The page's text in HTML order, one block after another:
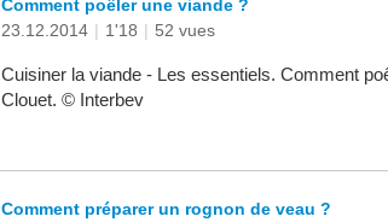
Comment poêler une viande ?
23.12.2014 | 1'18 | 52 vues
Cuisiner la viande - Les essentiels. Comment
Clouet. © Interbev
Comment préparer un rognon de veau ?